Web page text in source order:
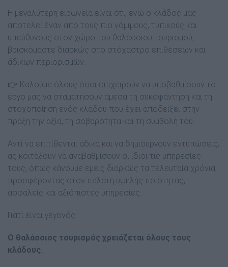
Η μεγαλύτερη ειρωνεία είναι ότι, ενώ ο κλάδος μας
αποτελεί έναν από τους πιο νόμιμους, τυπικούς και
υπεύθυνους στον χώρο του θαλάσσιου τουρισμού,
βρισκόμαστε διαρκώς στο στόχαστρο επιθέσεων και
άδικων περιορισμών.
👉 Καλούμε όλους όσοι επιχειρούν να υποβαθμίσουν το
έργο μας να σταματήσουν άμεσα τη συκοφάντηση και τη
στοχοποίηση ενός κλάδου που έχει αποδείξει στην
πράξη την αξία, τη σοβαρότητα και τη συμβολή του.
Αντί να επιτίθενται άδικα και να δημιουργούν εντυπώσεις,
ας κοιτάξουν να αναβαθμίσουν οι ίδιοι τις υπηρεσίες
τους, όπως κάνουμε εμείς διαρκώς τα τελευταία χρόνια,
προσφέροντας στον πελάτη υψηλής ποιότητας,
ασφαλείς και αξιόπιστες υπηρεσίες.
Γιατί είναι γεγονός:
Ο θαλάσσιος τουρισμός χρειάζεται όλους τους
κλάδους.